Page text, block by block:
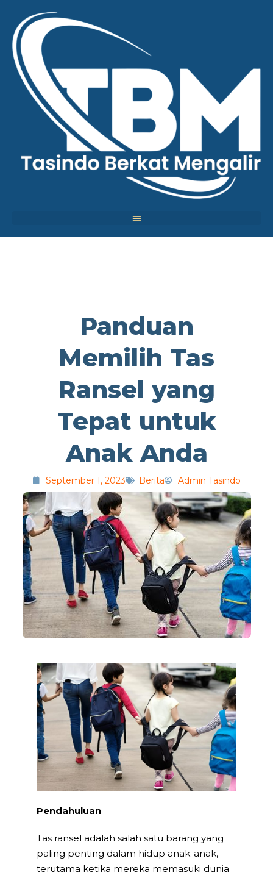
Panduan
Memilih Tas
Ransel yang
Tepat untuk
Anak Anda
September 1, 2023 Berita Admin Tasindo
Pendahuluan
Tas ransel adalah salah satu barang yang
paling penting dalam hidup anak-anak,
terutama ketika mereka memasuki dunia